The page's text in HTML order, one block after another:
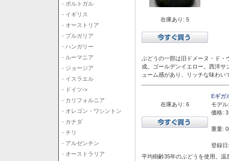
- ポルトガル
- イギリス
- オーストリア
- ブルガリア
- ハンガリー
- ルーマニア
- ジョージア
- イスラエル
- ドイツ->
- カリフォルニア
- オレゴン・ワシントン
- カナダ
- チリ
- アルゼンチン
- オーストラリア
在庫あり: 5
ぶどうの一部は旧ドメーヌ・ド・
成。ゴールデンイエロー。西洋
ューム感があり、リッチな味わい
在庫あり: 6
Eギガ
モデル:
価格:
重量:
登録
平均樹齢35年のぶどうを使用。